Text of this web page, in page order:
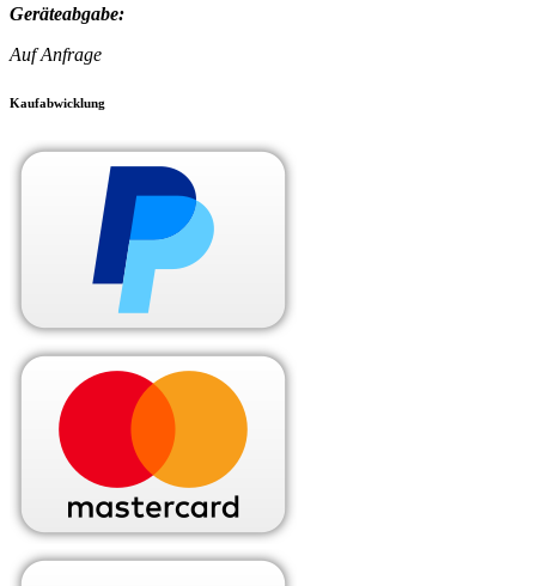
Geräteabgabe:
Auf Anfrage
Kaufabwicklung